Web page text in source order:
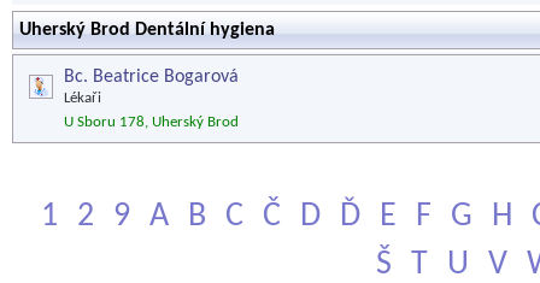
Uherský Brod Dentální hygiena
Bc. Beatrice Bogarová
Lékaři
U Sboru 178, Uherský Brod
1 2 9 A B C Č D Ď E F G H
Š
T U V